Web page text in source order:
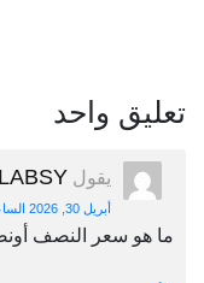
تعليق واحد
يقول
أبريل 30, 2026 الساعة 7:38 ص
ما هو سعر النصف